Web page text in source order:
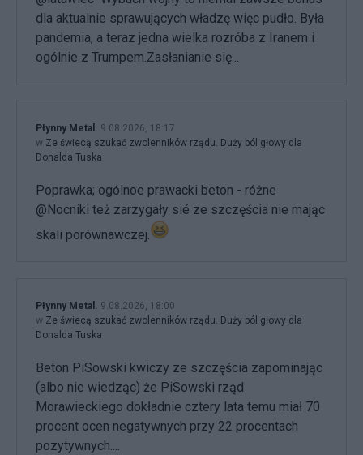
dla aktualnie sprawujących władzę więc pudło. Była
pandemia, a teraz jedna wielka rozróba z Iranem i
ogólnie z Trumpem.Zasłanianie się...
Płynny Metal. 9.08.2026, 18:17
w Ze świecą szukać zwolenników rządu. Duży ból głowy dla
Donalda Tuska
Poprawka; ogólnoe prawacki beton - różne
@Nocniki też zarzygały sié ze szczęścia nie mając
skali porównawczej.
Płynny Metal. 9.08.2026, 18:00
w Ze świecą szukać zwolenników rządu. Duży ból głowy dla
Donalda Tuska
Beton PiSowski kwiczy ze szczęścia zapominając
(albo nie wiedząc) że PiSowski rząd
Morawieckiego dokładnie cztery lata temu miał 70
procent ocen negatywnych przy 22 procentach
pozytywnych....